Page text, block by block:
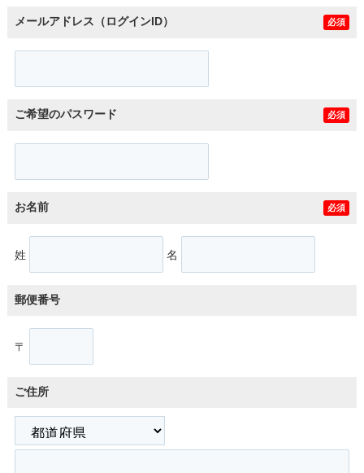
メールアドレス（ログインID） 必須
ご希望のパスワード 必須
お名前 必須
姓 名
郵便番号
〒
ご住所